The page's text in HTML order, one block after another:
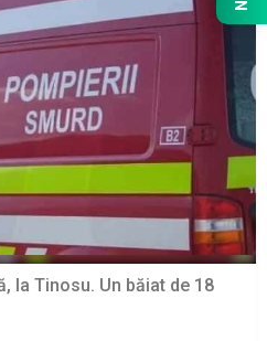
la Tinosu. Un băiat de 18